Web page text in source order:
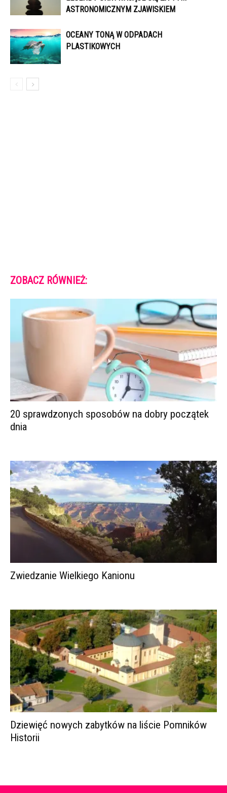
ASTRONOMICZNYM ZJAWISKIEM
OCEANY TONĄ W ODPADACH
PLASTIKOWYCH
ZOBACZ RÓWNIEŻ:
20 sprawdzonych sposobów na dobry początek
dnia
Zwiedzanie Wielkiego Kanionu
Dziewięć nowych zabytków na liście Pomników
Historii